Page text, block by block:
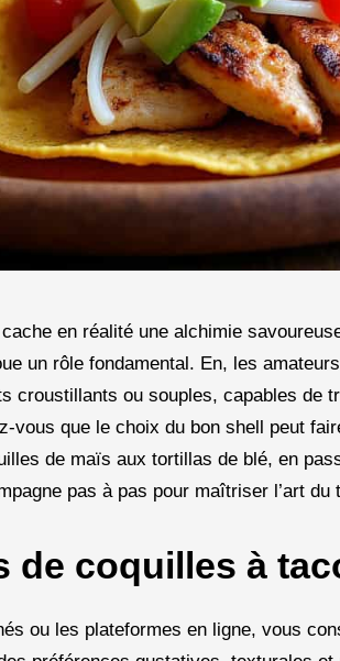
en réalité une alchimie
un rôle fondamental. En, les
croustillants ou souples, capables de
vous que le choix du bon shell peut
de maïs aux tortillas de blé, en
pas à pas pour maîtriser l’art
de coquilles à
ou les plateformes en ligne, vous